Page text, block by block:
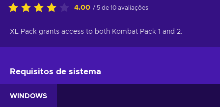
4.00 / 5 de 10 avaliações
XL Pack grants access to both Kombat Pack 1 and 2.
Requisitos de sistema
WINDOWS